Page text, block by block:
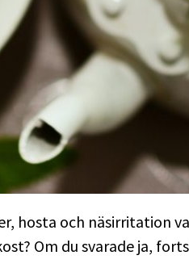
hosta och näsirritation
Om du svarade ja,